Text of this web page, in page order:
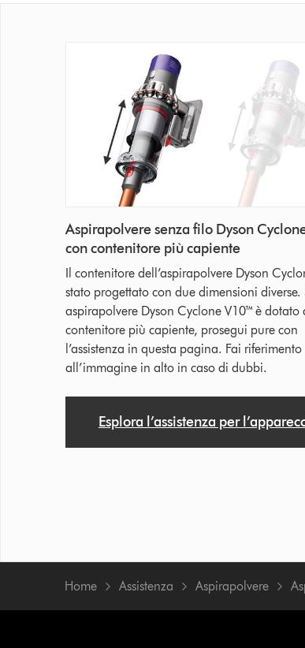
Aspirapolvere senza filo Dyson
con contenitore più capiente
Il contenitore dell’aspirapolvere Dyson
stato progettato con due dimensioni diverse.
aspirapolvere Dyson Cyclone V10™ è dotato
contenitore più capiente, prosegui pure con
l’assistenza in questa pagina. Fai riferimento
all’immagine in alto in caso di dubbi.
Esplora l’assistenza per
Home Assistenza Aspirapolvere